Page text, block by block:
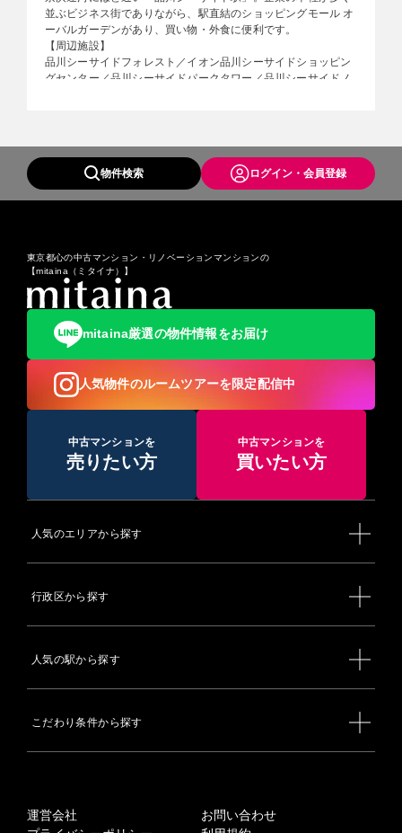
どのバリアフリー設備が設置されています。
【参考】
※1：駅の紹介、品川シーサイド駅、東京臨海高速鉄道株式会
社
並ぶビジネス街でありながら、駅直結のショッピングモール オ
ーバルガーデンがあり、買い物・外食に便利です。
【周辺施設】
品川シーサイドフォレスト／イオン品川シーサイドショッピン
グセンター／品川シーサイドパークタワー／品川シーサイドノ
イド／グラスキューブ品川／株式会社ブロードリーフ本社／株
式会社タジマ（ブロードリーフグループ）本社／住友不動産品
川シーサイドビル／みずほ情報総研／鮫洲運転免許試験場／コ
センター／品川清掃工場／南品川二郵便局／京急本線 青物横丁
駅
※更新日：2021年8月16日
物件検索 ログイン・会員登録
東京都心の中古マンション・リノベーションマンションの
【mitaina（ミタイナ）】
mitaina厳選の物件情報をお届け
人気物件のルームツアーを限定配信中
中古マンションを
売りたい方
中古マンションを
買いたい方
人気のエリアから探す
行政区から探す
人気の駅から探す
こだわり条件から探す
運営会社
お問い合わせ